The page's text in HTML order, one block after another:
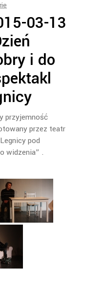
03-13
i do
przyjemność
przez teatr
pod
widzenia” .